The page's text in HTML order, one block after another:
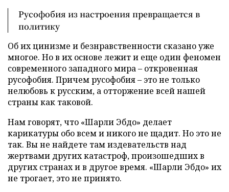
Русофобия из настроения превращается в
политику
Об их цинизме и безнравственности сказано уже
многое. Но в их основе лежит и еще один феномен
современного западного мира – откровенная
русофобия. Причем русофобия – это не только
нелюбовь к русским, а отторжение всей нашей
страны как таковой.
Нам говорят, что «Шарли Эбдо» делает
карикатуры обо всем и никого не щадит. Но это не
так. Вы не найдете там издевательств над
жертвами других катастроф, произошедших в
других странах и в другое время. «Шарли Эбдо» их
не трогает, это не принято.